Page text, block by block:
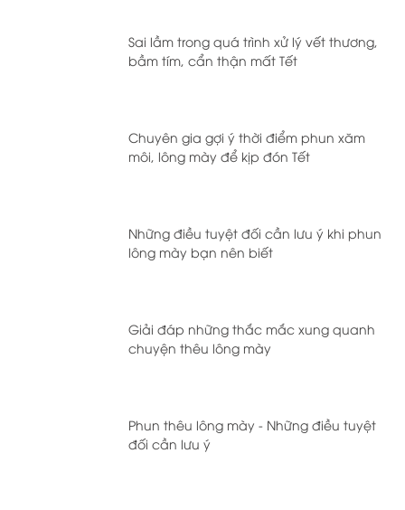
Sai lầm trong quá trình xử lý vết thương,
bầm tím, cẩn thận mất Tết
Chuyên gia gợi ý thời điểm phun xăm
môi, lông mày để kịp đón Tết
Những điều tuyệt đối cần lưu ý khi phun
lông mày bạn nên biết
Giải đáp những thắc mắc xung quanh
chuyện thêu lông mày
Phun thêu lông mày - Những điều tuyệt
đối cần lưu ý